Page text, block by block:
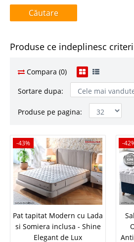
Produse ce indeplinesc
Compara (0)
Sortare dupa:
Produse pe pagina:
-43%
Pat tapitat Modern
Somiera inclusa -
-43%
Pat tapitat Modern cu Lada
si Somiera inclusa - Shine
Elegant de Lux
-